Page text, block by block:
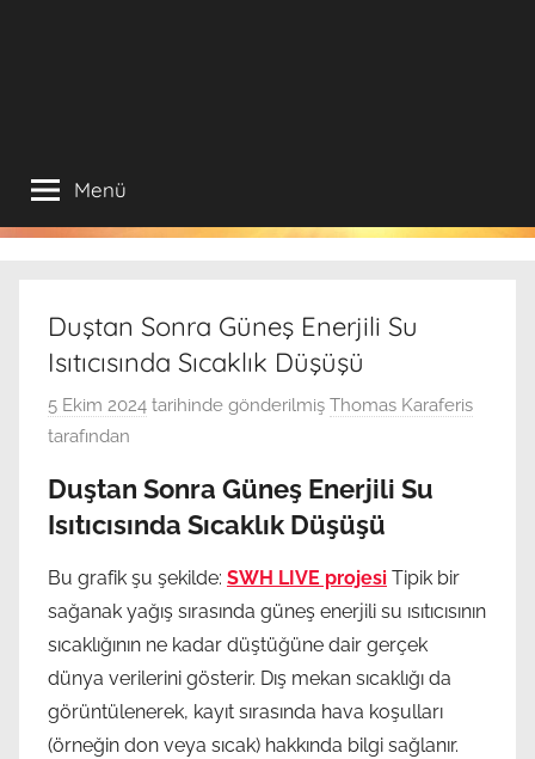
Menü
Duştan Sonra Güneş Enerjili Su
Isıtıcısında Sıcaklık Düşüşü
5 Ekim 2024 tarihinde gönderilmiş Thomas Karaferis
tarafından
Duştan Sonra Güneş Enerjili Su
Isıtıcısında Sıcaklık Düşüşü
Bu grafik şu şekilde: SWH LIVE projesi Tipik bir
sağanak yağış sırasında güneş enerjili su ısıtıcısının
sıcaklığının ne kadar düştüğüne dair gerçek
dünya verilerini gösterir. Dış mekan sıcaklığı da
görüntülenerek, kayıt sırasında hava koşulları
(örneğin don veya sıcak) hakkında bilgi sağlanır.